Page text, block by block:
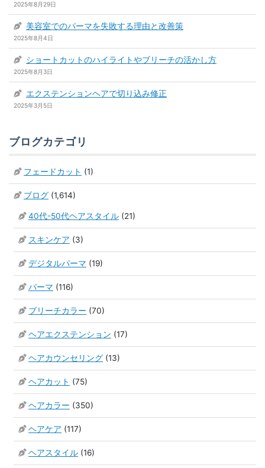
2025年8月29日
美容室でのパーマを失敗する理由と改善策
2025年8月4日
ショートカットのハイライトやブリーチの活かし方
2025年8月3日
エクステンションヘアで切り込み修正
2025年3月5日
ブログカテゴリ
フェードカット (1)
ブログ (1,614)
40代-50代ヘアスタイル (21)
スキンケア (3)
デジタルパーマ (19)
パーマ (116)
ブリーチカラー (70)
ヘアエクステンション (17)
ヘアカウンセリング (13)
ヘアカット (75)
ヘアカラー (350)
ヘアケア (117)
ヘアスタイル (16)